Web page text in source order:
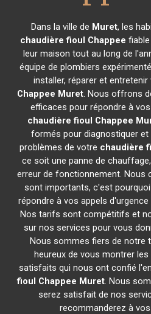
Dans la ville de Muret, les
chaudière fioul Chappee
leur maison tout au long de
équipe de plombiers
installer, réparer et entretenir
Chappee Muret. Nous offrons
efficaces pour répondre à
chaudière fioul Chappee
formés pour diagnostiquer et
problèmes de votre chaudière
ce soit une panne de
erreur de fonctionnement. Nous
sont importants, c'est
répondre à vos appels
Nos tarifs sont compétitifs et
sur nos services pour vous
Nous sommes fiers de notre
heureux de vous montrer
satisfaits qui nous ont confié
fioul Chappee Muret. Nous
serez satisfait de nos
recommanderez à